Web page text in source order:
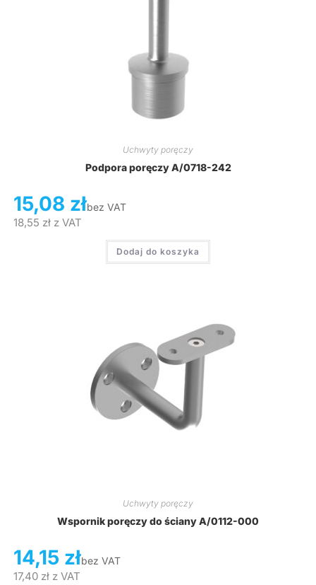
Uchwyty poręczy
Podpora poręczy A/0718-242
15,08 złbez VAT
18,55 złz VAT
Dodaj do koszyka
Uchwyty poręczy
Wspornik poręczy do ściany A/0112-000
14,15 złbez VAT
17,40 złz VAT